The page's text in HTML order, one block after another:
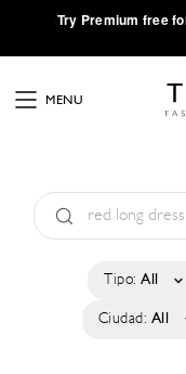
·Try Premium free
MENU
Tipo: All
Ciudad: All